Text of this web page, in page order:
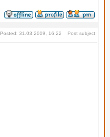
Posted: 31.03.2009, 16:22 Post subject: